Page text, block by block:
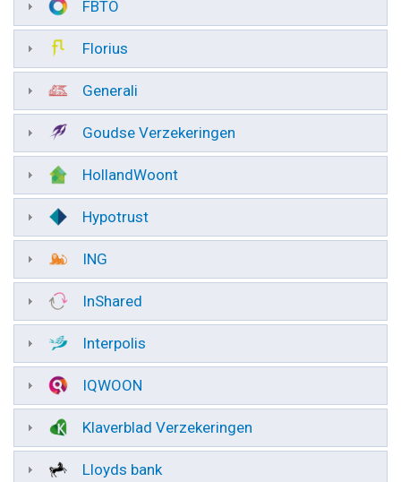
FBTO
Florius
Generali
Goudse Verzekeringen
HollandWoont
Hypotrust
ING
InShared
Interpolis
IQWOON
Klaverblad Verzekeringen
Lloyds bank